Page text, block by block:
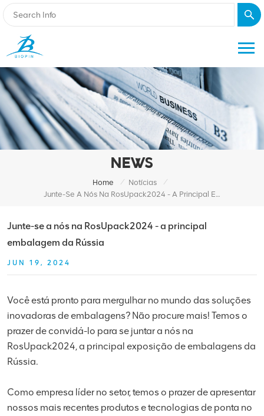
NEWS
Home / Notícias
/
Junte-Se A Nós Na RosUpack2024 - A Principal Embalagem Da Rússia
Junte-se a nós na RosUpack2024 - a principal
embalagem da Rússia
JUN 19, 2024
Você está pronto para mergulhar no mundo das soluções
inovadoras de embalagens? Não procure mais! Temos o
prazer de convidá-lo para se juntar a nós na
RosUpack2024, a principal exposição de embalagens da
Rússia.
Como empresa líder no setor, temos o prazer de apresentar
nossos mais recentes produtos e tecnologias de ponta no